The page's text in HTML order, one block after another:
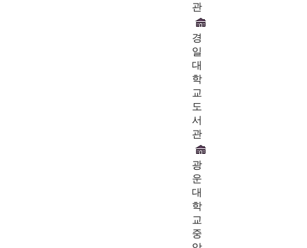
관
경
일
대
학
교
도
서
관
광
운
대
학
교
중